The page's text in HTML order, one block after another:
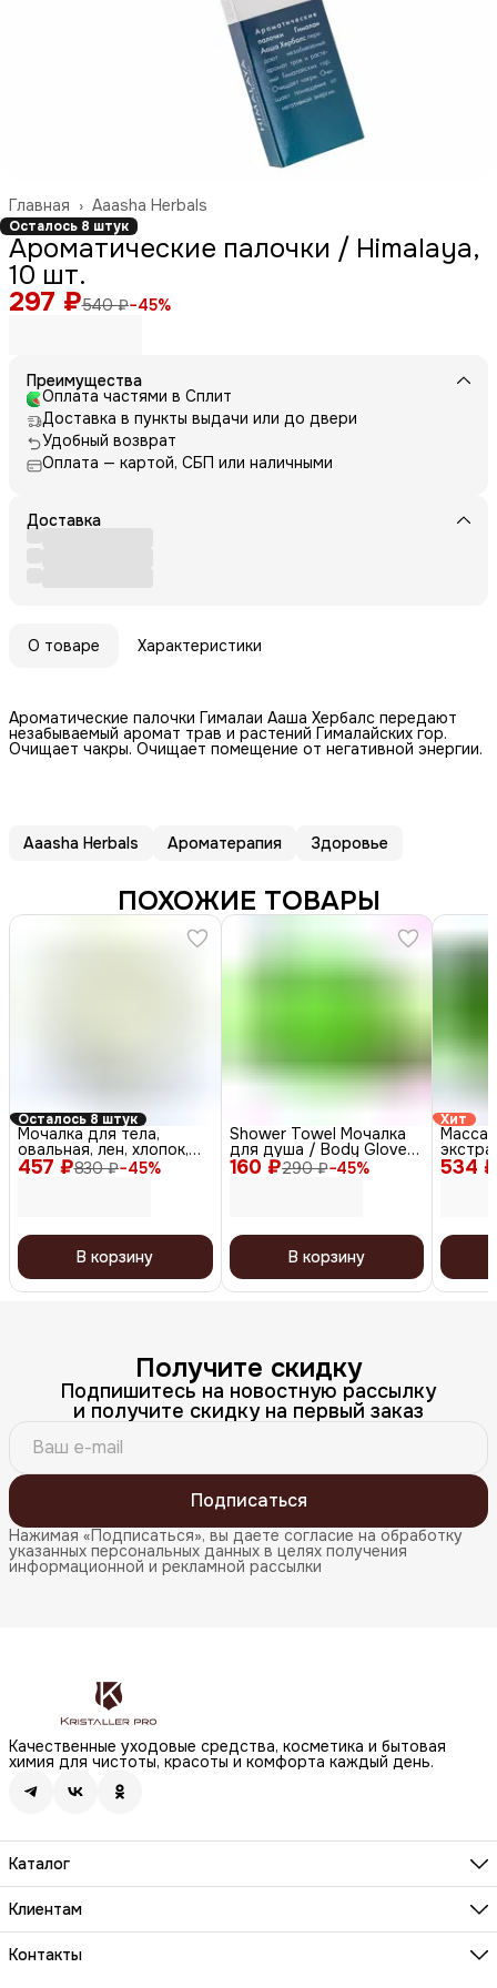
Aaasha Herbals
Главная ›
Осталось 8 штук
Ароматические палочки / Himalaya,
10 шт.
297 ₽540 ₽−45%
Преимущества
Оплата частями в Сплит
Доставка в пункты выдачи или до двери
Удобный возврат
Оплата — картой, СБП или наличными
Доставка
О товаре Характеристики
Ароматические палочки Гималаи Ааша Хербалс передают
незабываемый аромат трав и растений Гималайских гор.
Очищает чакры. Очищает помещение от негативной энергии.
Aaasha Herbals Ароматерапия Здоровье
ПОХОЖИЕ ТОВАРЫ
Осталось 8 штук
457 ₽830 ₽−45%
Мочалка для тела,
овальная, лен, хлопок,
натуральный цвет
В корзину
160 ₽290 ₽−45%
Shower Towel Мочалка
для душа / Body Glove
Exfoliating Towel,
зеленый
В корзину
Хит
534 ₽
мл
Получите скидку
Подпишитесь на новостную рассылку
и получите скидку на первый заказ
Подписаться
Нажимая «Подписаться», вы даете согласие на обработку
указанных персональных данных в целях получения
информационной и рекламной рассылки
Качественные уходовые средства, косметика и бытовая
химия для чистоты, красоты и комфорта каждый день.
Каталог
Бренды
Волосы
Макияж
Клиентам
О компании
Реквизиты
Контакты